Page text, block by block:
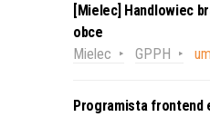
[Mielec] Handlowiec
obce
Mielec
GPPH
Programista frontend